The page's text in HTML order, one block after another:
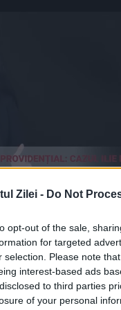
Zilei - Do Not
opt-out of the sale,
for targeted
selection. Please note
interest-based ads
to third parties
of your personal
în Rusia.
și cumpere
în decurs
a fost mare